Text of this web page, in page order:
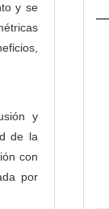
y se
y
de la
con
por